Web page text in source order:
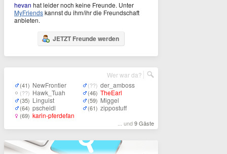
hevan hat leider noch keine Freunde. Unter
MyFriendskannst du ihm/ihr die Freundschaft
anbieten.
JETZT Freunde werden
(41) NewFrontier
(??) Hawk_Tuah
(35) Linguist
(64) pscheidl
(69) karin-pferdefan
(??) der_amboss
(46) TheEarl
(59) Miggel
(61) zippostuff
... und9 Gäste
Wer war da?